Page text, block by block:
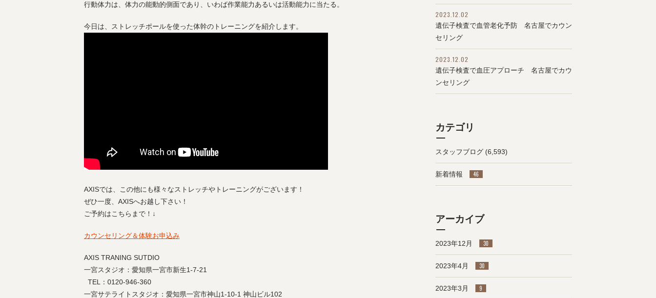
行動体力は、体力の能動的側面であり、いわば作業能力あるいは活動能力に当たる。
今日は、ストレッチポールを使った体幹のトレーニングを紹介します。
AXISでは、この他にも様々なストレッチやトレーニングがございます！
ぜひ一度、AXISへお越し下さい！
ご予約はこちらまで！↓
カウンセリング＆体験お申込み
AXIS TRANING SUTDIO
一宮スタジオ：愛知県一宮市新生1-7-21
TEL：0120-946-360
一宮サテライトスタジオ：愛知県一宮市神山1-10-1 神山ビル102
2023.12.02
遺伝子検査で血管老化予防 名古屋でカウン
セリング
2023.12.02
遺伝子検査で血圧アプローチ 名古屋でカウ
ンセリング
カテゴリ
スタッフブログ (6,593)
新着情報 46
アーカイブ
2023年12月 30
2023年4月 30
2023年3月 9